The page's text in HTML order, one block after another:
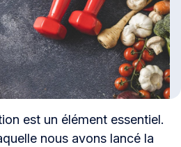
est un élément essentiel.
nous avons lancé la